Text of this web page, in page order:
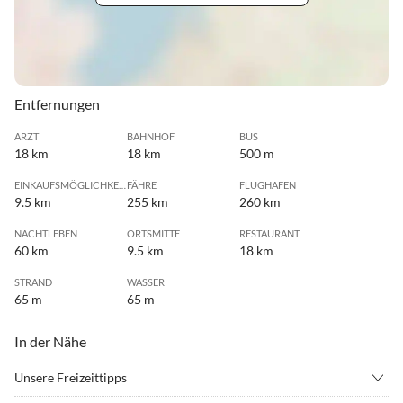
Entfernungen
ARZT
18 km
BAHNHOF
18 km
BUS
500 m
9.5 km
FÄHRE
255 km
FLUGHAFEN
260 km
NACHTLEBEN
60 km
ORTSMITTE
9.5 km
RESTAURANT
18 km
STRAND
65 m
WASSER
65 m
In der Nähe
Unsere Freizeittipps